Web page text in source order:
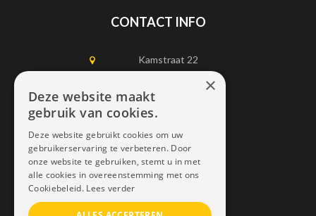
CONTACT INFO
Kamstraat 22
1750 Lennik
0497452898
info@dais.be
×
Deze website maakt
gebruik van cookies.
Deze website gebruikt cookies om uw
gebruikerservaring te verbeteren. Door
onze website te gebruiken, stemt u in met
alle cookies in overeenstemming met ons
Cookiebeleid. Lees verder